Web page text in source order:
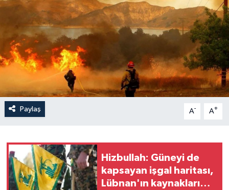
Paylaş A- A+
Hizbullah: Güneyi de
kapsayan işgal haritası,
Lübnan'ın kaynaklarına
Anali̇z
Bi̇li̇m & Teknoloji̇
Dünya
Eği̇ti̇m